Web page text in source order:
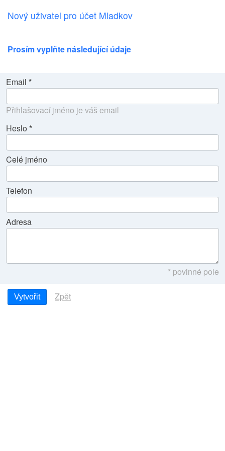
Nový uživatel pro účet Mladkov
Prosím vyplňte následující údaje
Email
Přihlašovací jméno je váš email
Heslo
Celé jméno
Telefon
Adresa
* povinné pole
Zpět